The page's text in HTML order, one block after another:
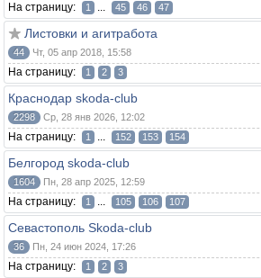
На страницу: 1 ... 45 46 47
Листовки и агитработа
44 Чт, 05 апр 2018, 15:58
На страницу: 1 2 3
Краснодар skoda-club
2298 Ср, 28 янв 2026, 12:02
На страницу: 1 ... 152 153 154
Белгород skoda-club
1604 Пн, 28 апр 2025, 12:59
На страницу: 1 ... 105 106 107
Севастополь Skoda-club
36 Пн, 24 июн 2024, 17:26
На страницу: 1 2 3